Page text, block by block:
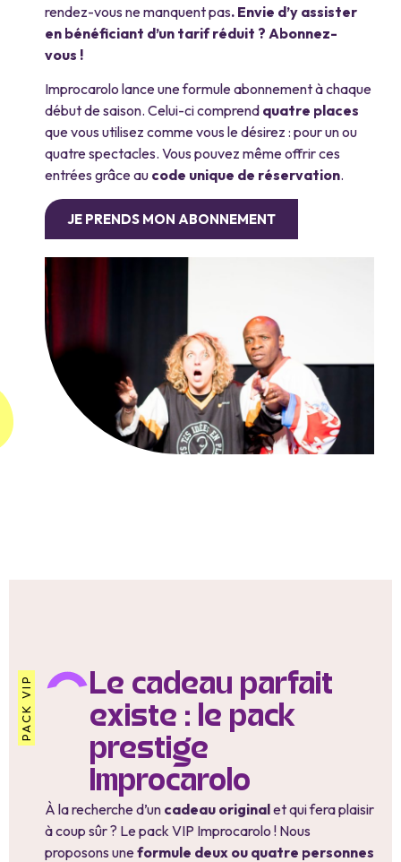
rendez-vous ne manquent pas. Envie d’y assister
en bénéficiant d’un tarif réduit ? Abonnez-
vous !
Improcarolo lance une formule abonnement à chaque
début de saison. Celui-ci comprend quatre places
que vous utilisez comme vous le désirez : pour un ou
quatre spectacles. Vous pouvez même offrir ces
entrées grâce au code unique de réservation.
JE PRENDS MON ABONNEMENT
PACK VIP
Le cadeau parfait
existe : le pack
prestige
Improcarolo
À la recherche d’un cadeau originalet qui fera plaisir
à coup sûr ? Le pack VIP Improcarolo ! Nous
proposons uneformule deux ou quatre personnes